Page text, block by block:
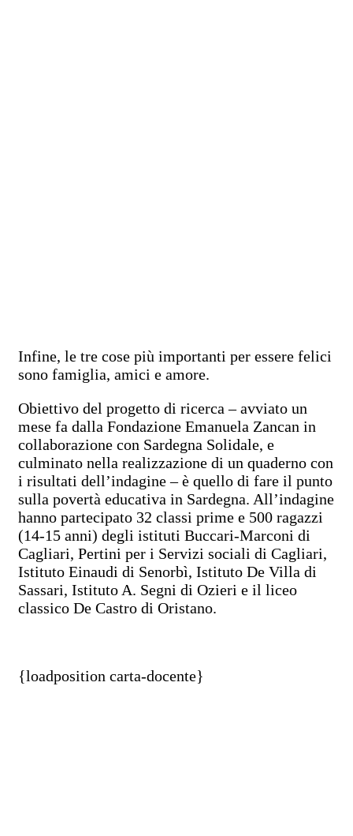
Infine, le tre cose più importanti per essere felici
sono famiglia, amici e amore.
Obiettivo del progetto di ricerca – avviato un
mese fa dalla Fondazione Emanuela Zancan in
collaborazione con Sardegna Solidale, e
culminato nella realizzazione di un quaderno con
i risultati dell’indagine – è quello di fare il punto
sulla povertà educativa in Sardegna. All’indagine
hanno partecipato 32 classi prime e 500 ragazzi
(14-15 anni) degli istituti Buccari-Marconi di
Cagliari, Pertini per i Servizi sociali di Cagliari,
Istituto Einaudi di Senorbì, Istituto De Villa di
Sassari, Istituto A. Segni di Ozieri e il liceo
classico De Castro di Oristano.
{loadposition carta-docente}